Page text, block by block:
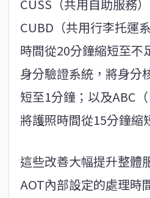
CUSS（共用自助服務
CUBD（共用行李托運
時間從20分鐘縮短至不
身分驗證系統，將身分
短至1分鐘；以及ABC
將護照時間從15分鐘縮
這些改善大幅提升整體
AOT內部設定的處理時